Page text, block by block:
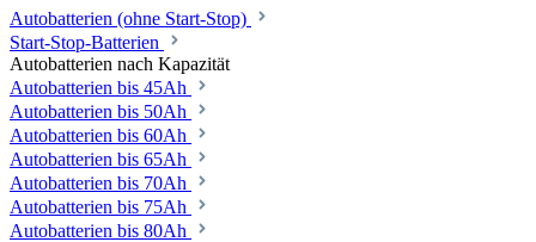
Autobatterien (ohne Start-Stop)
Start-Stop-Batterien
Autobatterien nach Kapazität
Autobatterien bis 45Ah
Autobatterien bis 50Ah
Autobatterien bis 60Ah
Autobatterien bis 65Ah
Autobatterien bis 70Ah
Autobatterien bis 75Ah
Autobatterien bis 80Ah